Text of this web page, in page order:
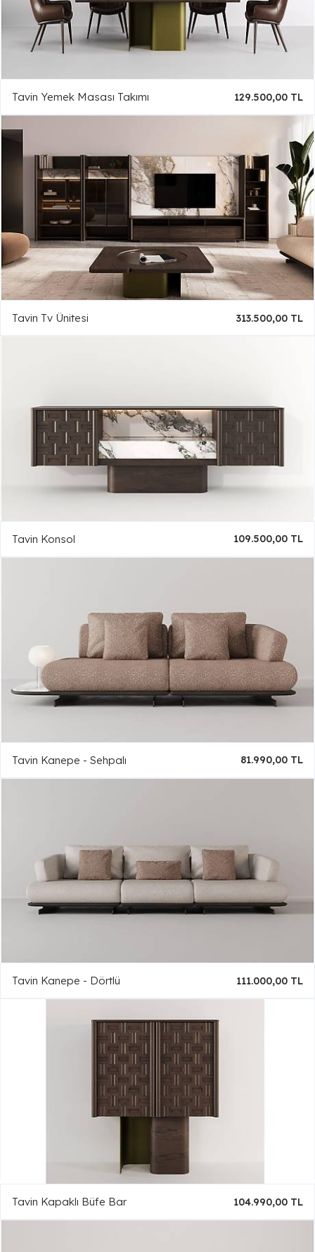
Tavin Yemek Masası Takımı 129.500,00 TL
Tavin Tv Ünitesi 313.500,00 TL
Tavin Konsol 109.500,00 TL
Tavin Kanepe - Sehpalı 81.990,00 TL
Tavin Kanepe - Dörtlü 111.000,00 TL
Tavin Kapaklı Büfe Bar 104.990,00 TL